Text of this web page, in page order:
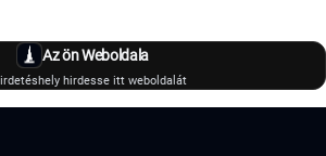
Az ön Weboldala
hirdesse itt weboldalát